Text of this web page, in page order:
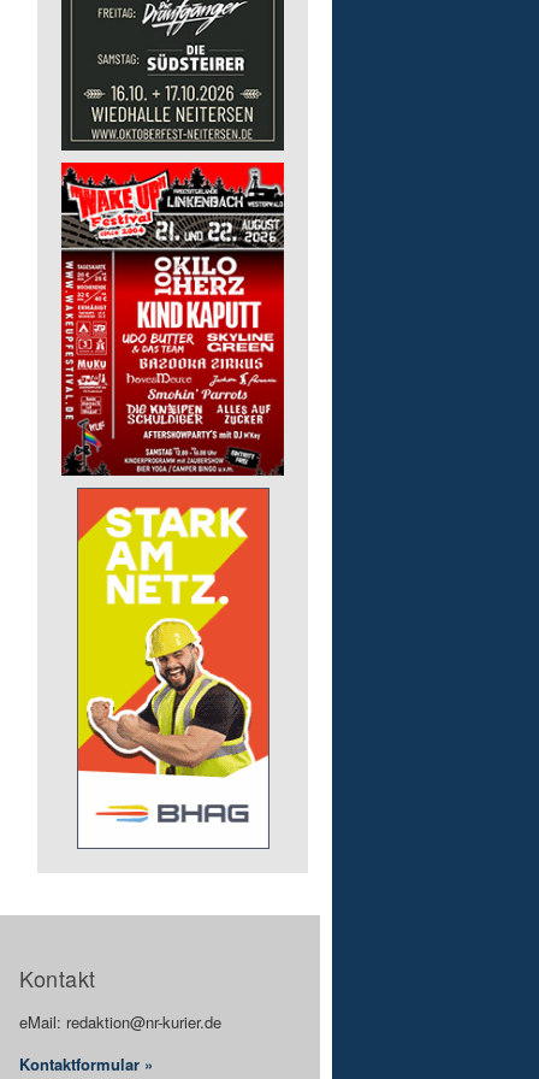
Kontakt
eMail: redaktion@nr-kurier.de
Kontaktformular »